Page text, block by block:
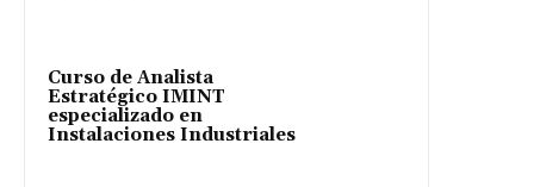
Curso de Analista
Estratégico IMINT
especializado en
Instalaciones Industriales